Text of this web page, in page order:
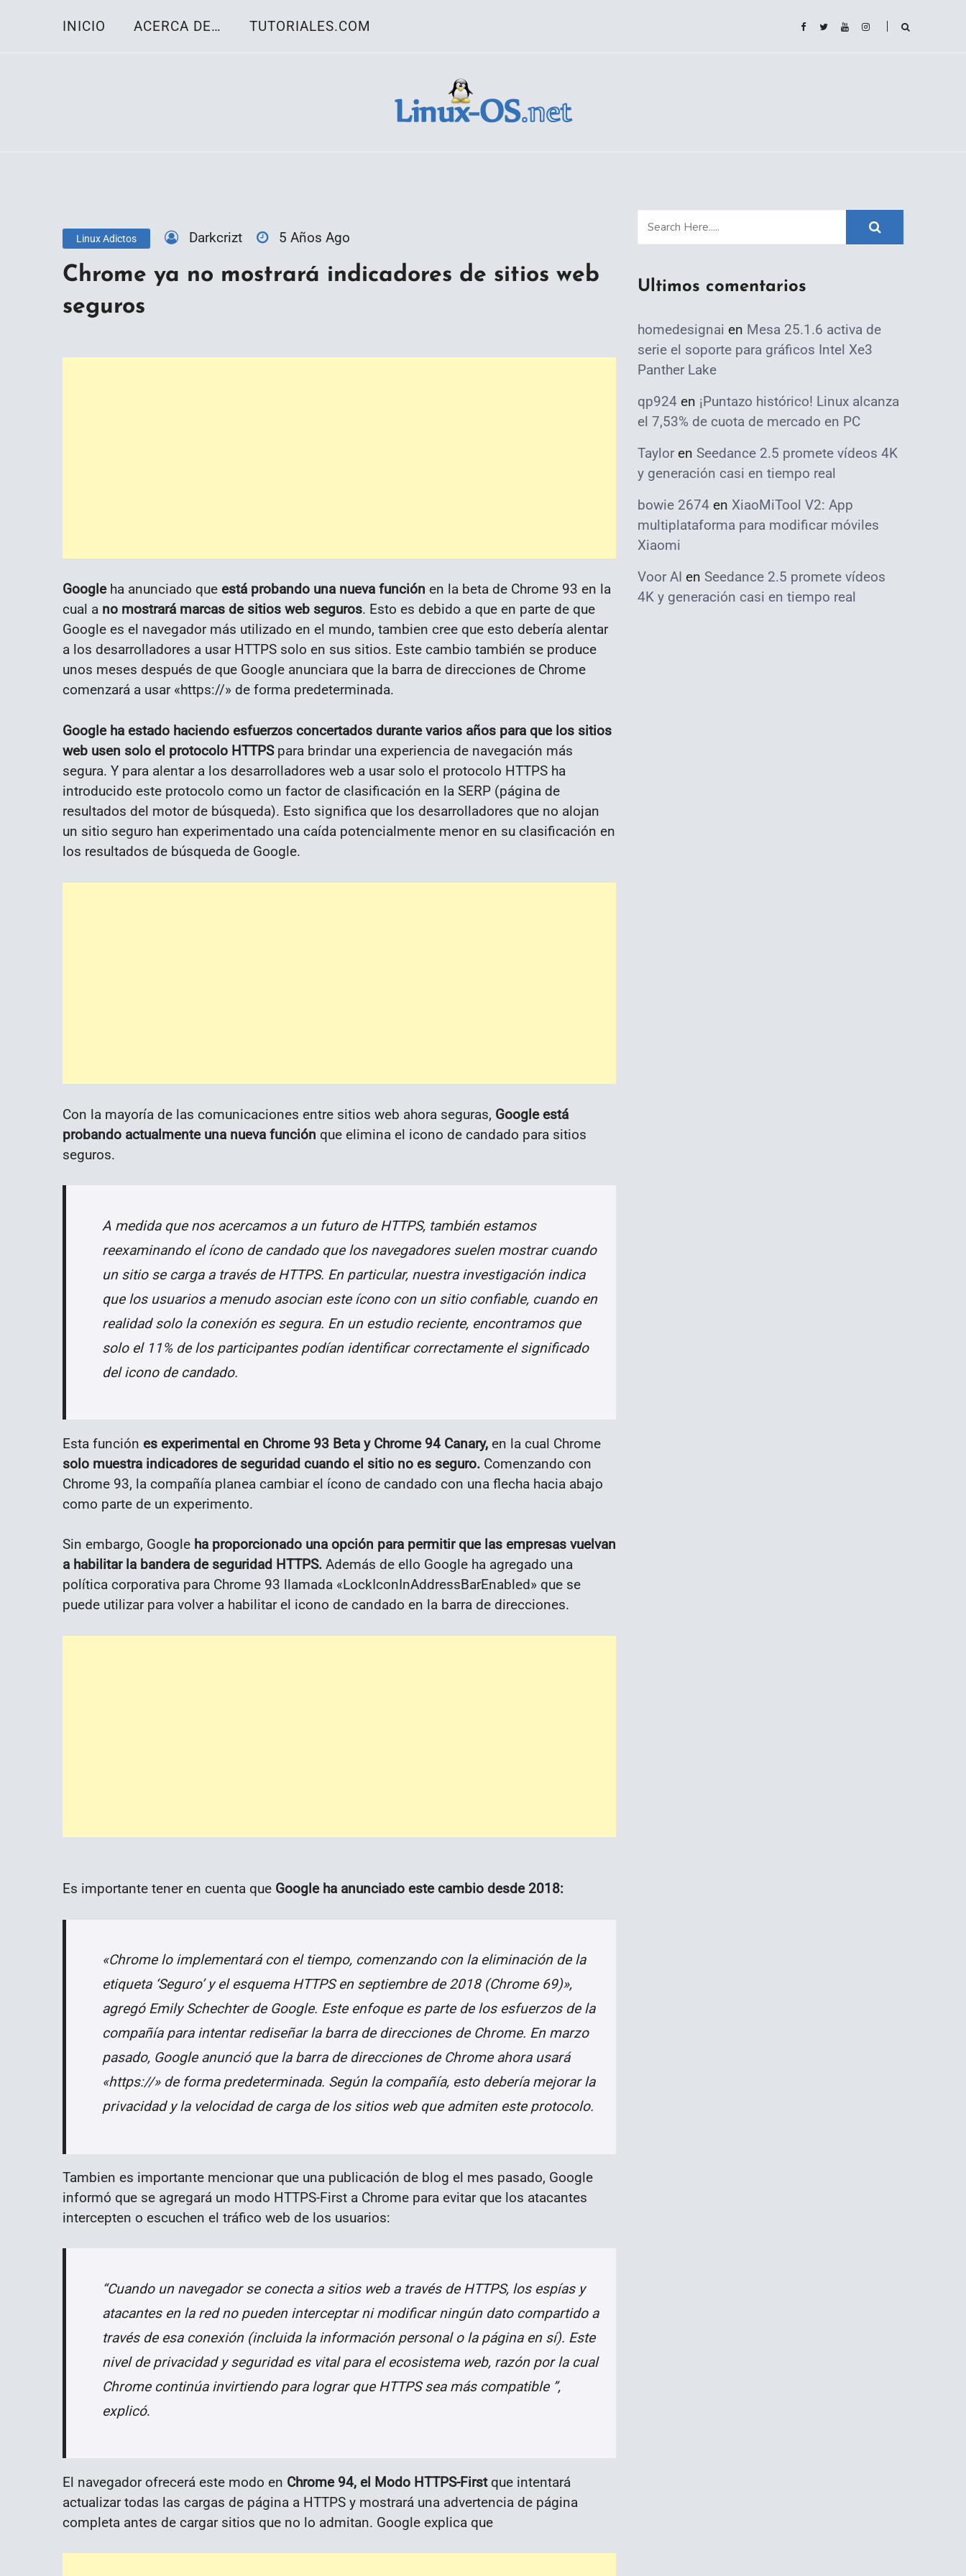
INICIO ACERCA DE… TUTORIALES.COM
Linux Adictos Darkcrizt 5 Años Ago
Chrome ya no mostrará indicadores de sitios web
seguros
Googleha anunciado que está probando una nueva función en la beta de Chrome 93 en la
cual a no mostrará marcas de sitios web seguros. Esto es debido a que en parte de que
Google es el navegador más utilizado en el mundo, tambien cree que esto debería alentar
a los desarrolladores a usar HTTPS solo en sus sitios. Este cambio también se produce
unos meses después de que Google anunciara que la barra de direcciones de Chrome
comenzará a usar «https://» de forma predeterminada.
Google ha estado haciendo esfuerzos concertados durante varios años para que los sitios
web usen solo el protocolo HTTPSpara brindar una experiencia de navegación más
segura. Y para alentar a los desarrolladores web a usar solo el protocolo HTTPS ha
introducido este protocolo como un factor de clasificación en la SERP (página de
resultados del motor de búsqueda). Esto significa que los desarrolladores que no alojan
un sitio seguro han experimentado una caída potencialmente menor en su clasificación en
los resultados de búsqueda de Google.
Con la mayoría de las comunicaciones entre sitios web ahora seguras, Google está
probando actualmente una nueva función que elimina el icono de candado para sitios
seguros.
A medida que nos acercamos a un futuro de HTTPS, también estamos
reexaminando el ícono de candado que los navegadores suelen mostrar cuando
un sitio se carga a través de HTTPS. En particular, nuestra investigación indica
que los usuarios a menudo asocian este ícono con un sitio confiable, cuando en
realidad solo la conexión es segura. En un estudio reciente, encontramos que
solo el 11% de los participantes podían identificar correctamente el significado
del icono de candado.
Esta función es experimental en Chrome 93 Beta y Chrome 94 Canary, en la cual Chrome
solo muestra indicadores de seguridad cuando el sitio no es seguro. Comenzando con
Chrome 93, la compañía planea cambiar el ícono de candado con una flecha hacia abajo
como parte de un experimento.
Sin embargo, Google ha proporcionado una opción para permitir que las empresas vuelvan
a habilitar la bandera de seguridad HTTPS. Además de ello Google ha agregado una
política corporativa para Chrome 93 llamada «LockIconInAddressBarEnabled» que se
puede utilizar para volver a habilitar el icono de candado en la barra de direcciones.
Es importante tener en cuenta que Google ha anunciado este cambio desde 2018:
«Chrome lo implementará con el tiempo, comenzando con la eliminación de la
etiqueta ‘Seguro’ y el esquema HTTPS en septiembre de 2018 (Chrome 69)»,
agregó Emily Schechter de Google. Este enfoque es parte de los esfuerzos de la
compañía para intentar rediseñar la barra de direcciones de Chrome. En marzo
pasado, Google anunció que la barra de direcciones de Chrome ahora usará
«https://» de forma predeterminada. Según la compañía, esto debería mejorar la
privacidad y la velocidad de carga de los sitios web que admiten este protocolo.
Tambien es importante mencionar que una publicación de blog el mes pasado, Google
informó que se agregará un modo HTTPS-First a Chrome para evitar que los atacantes
intercepten o escuchen el tráfico web de los usuarios:
“Cuando un navegador se conecta a sitios web a través de HTTPS, los espías y
atacantes en la red no pueden interceptar ni modificar ningún dato compartido a
través de esa conexión (incluida la información personal o la página en sí). Este
nivel de privacidad y seguridad es vital para el ecosistema web, razón por la cual
Chrome continúa invirtiendo para lograr que HTTPS sea más compatible ”,
explicó.
El navegador ofrecerá este modo en Chrome 94, el Modo HTTPS-First que intentará
actualizar todas las cargas de página a HTTPS y mostrará una advertencia de página
completa antes de cargar sitios que no lo admitan. Google explica que
Ultimos comentarios
homedesignai en Mesa 25.1.6 activa de
serie el soporte para gráficos Intel Xe3
Panther Lake
qp924 en ¡Puntazo histórico! Linux alcanza
el 7,53% de cuota de mercado en PC
Taylor en Seedance 2.5 promete vídeos 4K
y generación casi en tiempo real
bowie 2674 en XiaoMiTool V2: App
multiplataforma para modificar móviles
Xiaomi
Voor AI en Seedance 2.5 promete vídeos
4K y generación casi en tiempo real